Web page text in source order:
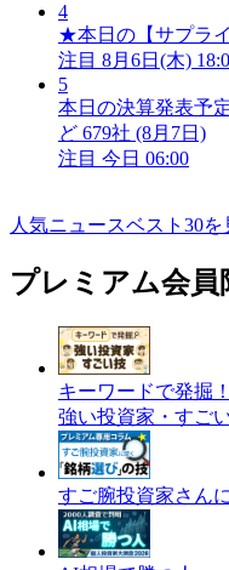
4
★本日の【サプラ
注目 8月6日(木)
5
本日の決算発表予
ど 679社 (8月7日)
注目 今日 06:00
人気ニュースベスト30を
プレミアム会員
キーワードで発掘！
強い投資家・すご
すご腕投資家さん